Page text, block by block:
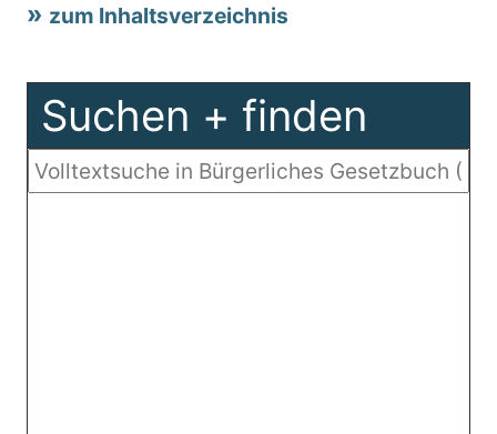
zum Inhaltsverzeichnis
Suchen + finden